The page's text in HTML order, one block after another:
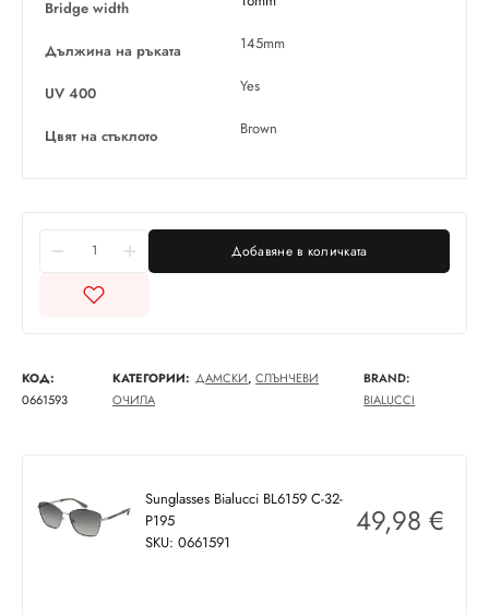
Bridge width
Дължина на ръката 145mm
UV 400 Yes
Цвят на стъклото Brown
Добавяне в количката
КОД:
0661593
КАТЕГОРИИ: ДАМСКИ,СЛЪНЧЕВИ
ОЧИЛА
BRAND:
BIALUCCI
Sunglasses Bialucci BL6159 C-32-
P195
SKU: 0661591
49,98 €